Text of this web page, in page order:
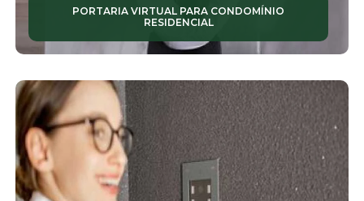
PORTARIA VIRTUAL PARA CONDOMÍNIO
RESIDENCIAL